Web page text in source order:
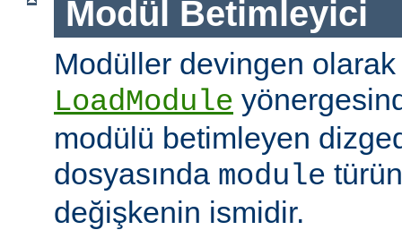
Modül Betimleyici
Modüller devingen
LoadModule
modülü betimleyen
dosyasında module
değişkenin ismidir.